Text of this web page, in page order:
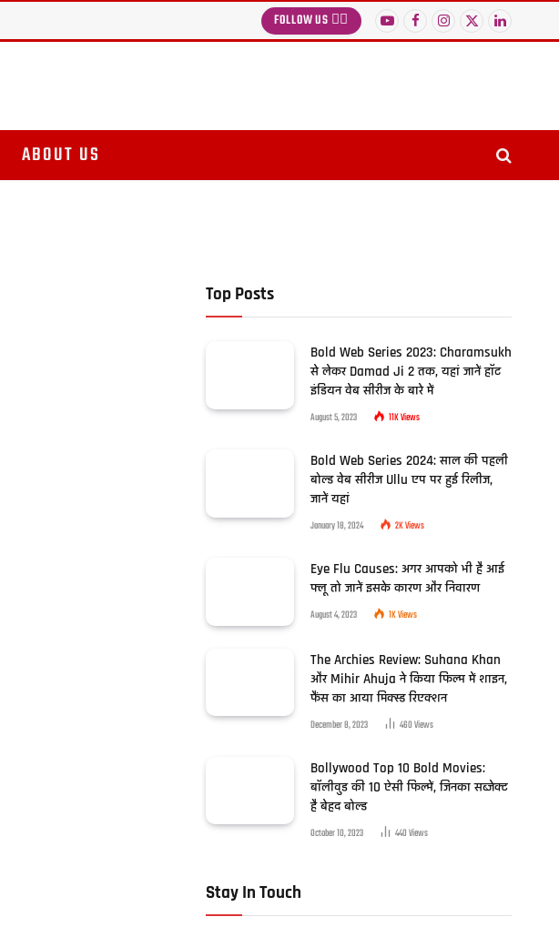
FOLLOW US 👉🏻 YouTubeFacebook
Instagram
X
(Twitter)
LinkedIn
ABOUT US
Top Posts
Bold Web Series 2023: Charamsukh
से लेकर Damad Ji 2 तक, यहां जानें हॉट
इंडियन वेब सीरीज के बारे में
August 5, 2023 11KViews
Bold Web Series 2024: साल की पहली
बोल्ड वेब सीरीज Ullu एप पर हुई रिलीज,
जानें यहां
January 18, 2024 2KViews
Eye Flu Causes: अगर आपको भी है आई
फ्लू तो जानें इसके कारण और निवारण
August 4, 2023 1KViews
The Archies Review: Suhana Khan
और Mihir Ahuja ने किया फिल्म में शाइन,
फैंस का आया मिक्स्ड रिएक्शन
December 8, 2023 460Views
Bollywood Top 10 Bold Movies:
बॉलीवुड की 10 ऐसी फिल्में, जिनका सब्जेक्ट
है बेहद बोल्ड
October 10, 2023 440Views
Stay In Touch